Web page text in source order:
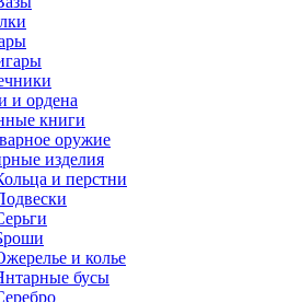
и ордена
книги
оружие
изделия
и перстни
и колье
бусы